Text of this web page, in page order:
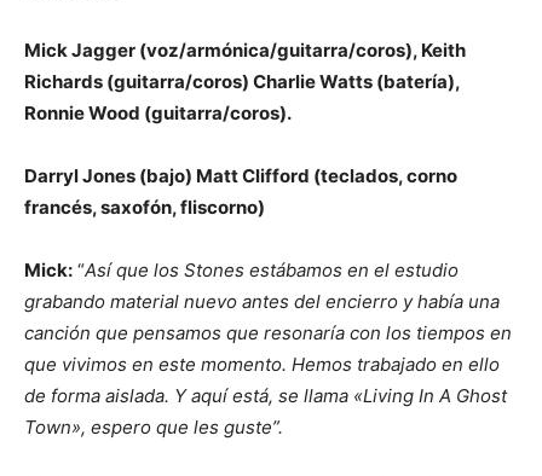
Mick Jagger (voz/armónica/guitarra/coros), Keith
Richards (guitarra/coros) Charlie Watts (batería),
Ronnie Wood (guitarra/coros).
Darryl Jones (bajo) Matt Clifford (teclados, corno
francés, saxofón, fliscorno)
Mick: “Así que los Stones estábamos en el estudio
grabando material nuevo antes del encierro y había una
canción que pensamos que resonaría con los tiempos en
que vivimos en este momento. Hemos trabajado en ello
de forma aislada. Y aquí está, se llama «Living In A Ghost
Town», espero que les guste”.